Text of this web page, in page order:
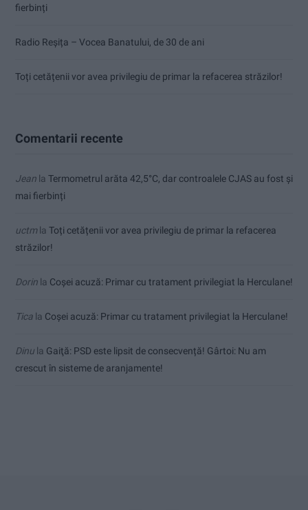
fierbinți
Radio Reșița – Vocea Banatului, de 30 de ani
Toți cetățenii vor avea privilegiu de primar la refacerea străzilor!
Comentarii recente
Jean la Termometrul arăta 42,5°C, dar controalele CJAS au fost și
mai fierbinți
uctmla Toți cetățenii vor avea privilegiu de primar la refacerea
străzilor!
Dorin la Coșei acuză: Primar cu tratament privilegiat la Herculane!
Tica la Coșei acuză: Primar cu tratament privilegiat la Herculane!
Dinu la Gaiţă: PSD este lipsit de consecvență! Gârtoi: Nu am
crescut în sisteme de aranjamente!